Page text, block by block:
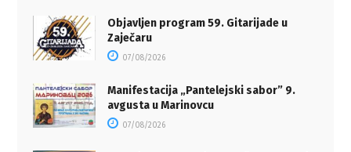
Objavljen program 59. Gitarijade u
Zaječaru
07/08/2026
Manifestacija „Pantelejski sabor” 9.
avgusta u Marinovcu
07/08/2026